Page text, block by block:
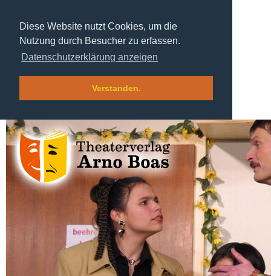
Diese Website nutzt Cookies, um die
Nutzung durch Besucher zu erfassen.
Datenschutzerklärung anzeigen
Verstanden.